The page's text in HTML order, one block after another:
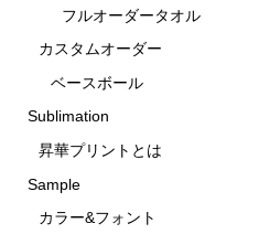
フルオーダータオル
カスタムオーダー
ベースボール
Sublimation
昇華プリントとは
Sample
カラー&フォント